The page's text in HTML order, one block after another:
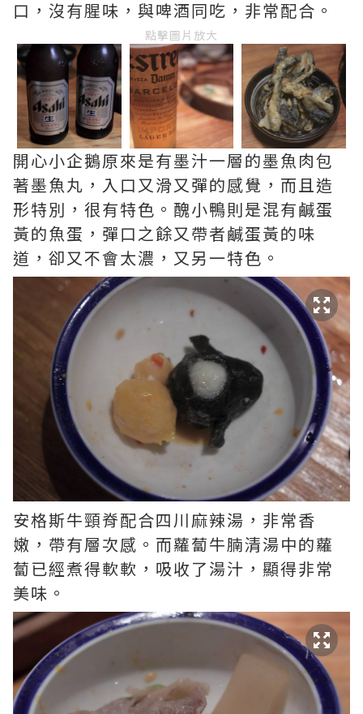
口，沒有腥味，與啤酒同吃，非常配合。
點擊圖片放大
開心小企鵝原來是有墨汁一層的墨魚肉包
著墨魚丸，入口又滑又彈的感覺，而且造
形特別，很有特色。醜小鴨則是混有鹹蛋
黃的魚蛋，彈口之餘又帶者鹹蛋黃的味
道，卻又不會太濃，又另一特色。
安格斯牛頸脊配合四川麻辣湯，非常香
嫩，帶有層次感。而蘿蔔牛腩清湯中的蘿
蔔已經煮得軟軟，吸收了湯汁，顯得非常
美味。